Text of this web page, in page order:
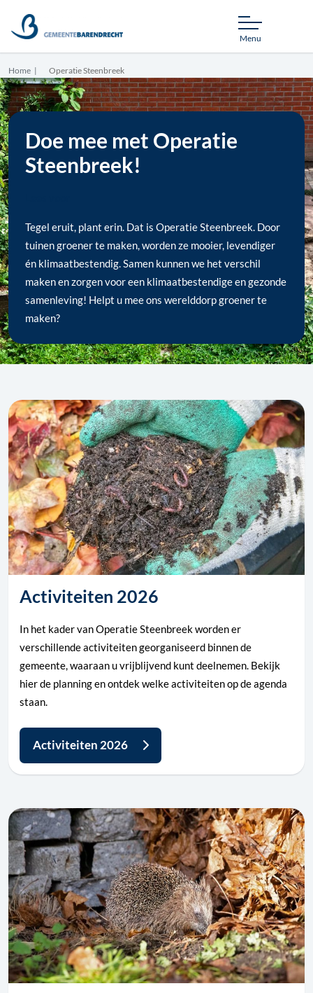
Menu
Home Operatie Steenbreek
Doe mee met Operatie
Steenbreek!
Tegel eruit, plant erin. Dat is Operatie Steenbreek. Door
tuinen groener te maken, worden ze mooier, levendiger
én klimaatbestendig. Samen kunnen we het verschil
maken en zorgen voor een klimaatbestendige en gezonde
samenleving! Helpt u mee ons werelddorp groener te
maken?
Activiteiten 2026
In het kader van Operatie Steenbreek worden er
verschillende activiteiten georganiseerd binnen de
gemeente, waaraan u vrijblijvend kunt deelnemen. Bekijk
hier de planning en ontdek welke activiteiten op de agenda
staan.
Activiteiten 2026